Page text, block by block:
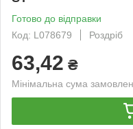
Готово до відправки
Код: L078679
Роздріб
63,42 ₴
Мінімальна сума